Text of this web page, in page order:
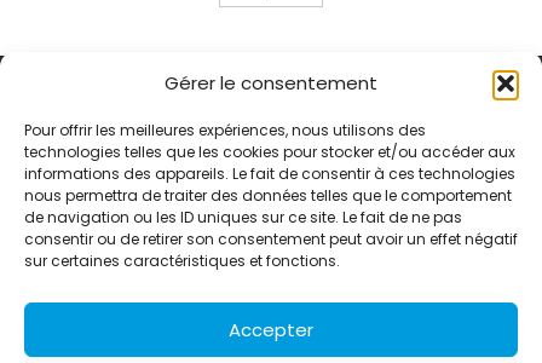
Gérer le consentement
Pour offrir les meilleures expériences, nous utilisons des
technologies telles que les cookies pour stocker et/ou accéder aux
informations des appareils. Le fait de consentir à ces technologies
nous permettra de traiter des données telles que le comportement
de navigation ou les ID uniques sur ce site. Le fait de ne pas
consentir ou de retirer son consentement peut avoir un effet négatif
sur certaines caractéristiques et fonctions.
Accepter
Alternative Média est une agence de relations presse et de
relations publiques basée à Grenoble. Depuis 1995, elle conçoit et
pilote des stratégies de visibilité en France et à l’international
grâce à un réseau d’agences partenaires.